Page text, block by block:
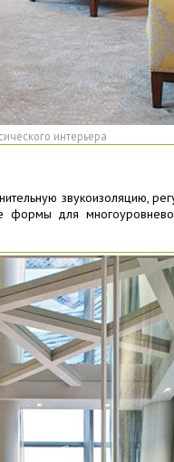
интерьера
звукоизоляцию,
для